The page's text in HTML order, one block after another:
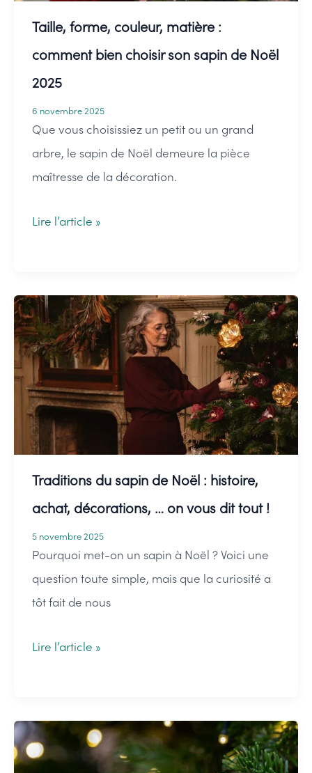
pour
l’embellir
Taille, forme, couleur, matière :
comment bien choisir son sapin de Noël
2025
6 novembre 2025
Que vous choisissiez un petit ou un grand
arbre, le sapin de Noël demeure la pièce
maîtresse de la décoration.
Taille,
matière
:
comment
bien
choisir
son
sapin
de
Noël
2025
Lire l’article »
Traditions du sapin de Noël : histoire,
achat, décorations, … on vous dit tout !
5 novembre 2025
Pourquoi met-on un sapin à Noël ? Voici une
question toute simple, mais que la curiosité a
tôt fait de nous
Traditions
de
Noël
:
Lire l’article »